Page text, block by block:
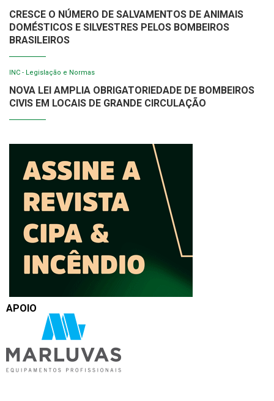
CRESCE O NÚMERO DE SALVAMENTOS DE ANIMAIS
DOMÉSTICOS E SILVESTRES PELOS BOMBEIROS
BRASILEIROS
INC - Legislação e Normas
NOVA LEI AMPLIA OBRIGATORIEDADE DE BOMBEIROS
CIVIS EM LOCAIS DE GRANDE CIRCULAÇÃO
APOIO